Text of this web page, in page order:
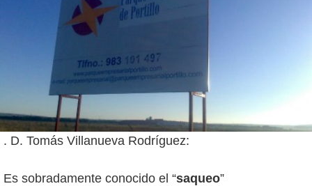
. D. Tomás Villanueva Rodríguez:
Es sobradamente conocido el “saqueo”